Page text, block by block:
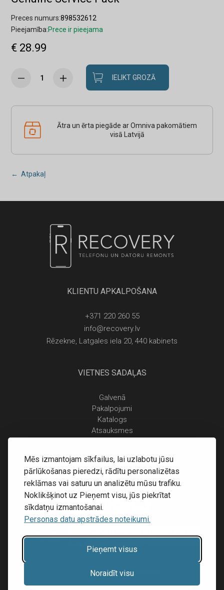
Mēs izmantojam sīkfailus, lai uzlabotu jūsu
pārlūkošanas pieredzi, rādītu personalizētas
reklāmas vai saturu un analizētu mūsu trafiku.
Noklikšķinot uz Pieņemt visu, jūs piekrītat
sīkdatņu izmantošanai.
Personas datu apstrādes noteikumi.
Pieņemt visus
Noraidīt visu
Preces numurs:898532612
Pieejamība:Prece ir pieejama
€ 28.99
IELIKT GROZĀ
Ātra un ērta piegāde ar Omniva pakomātiem
visā Latvijā
← Atpakaļ
KLIENTU APKALPOŠANA
+371 220 260 55
info@recovery.lv
Rēzekne, Latgales iela 20, 440 kabinets
VIETNES SADAĻAS
Galvenā
Pakalpojumi
Katalogs
Atsauksmes
Piegāde un apmaksa
Atgriešanas noteikumi
Mājas lapu izstrāde:Inibrand